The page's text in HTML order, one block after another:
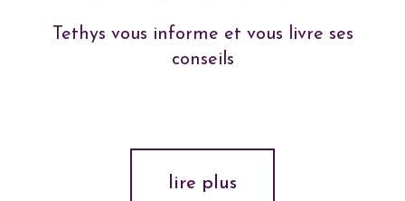
Tethys vous informe et vous livre ses
conseils
lire plus